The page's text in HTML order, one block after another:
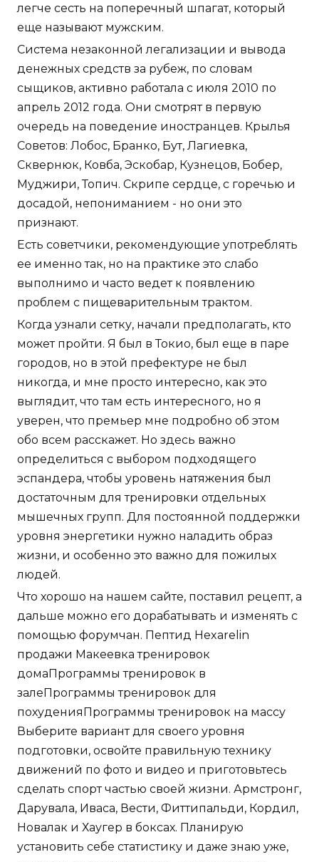
легче сесть на поперечный шпагат, который
еще называют мужским.
Система незаконной легализации и вывода
денежных средств за рубеж, по словам
сыщиков, активно работала с июля 2010 по
апрель 2012 года. Они смотрят в первую
очередь на поведение иностранцев. Крылья
Советов: Лобос, Бранко, Бут, Лагиевка,
Сквернюк, Ковба, Эскобар, Кузнецов, Бобер,
Муджири, Топич. Скрипе сердце, с горечью и
досадой, непониманием - но они это
признают.
Есть советчики, рекомендующие употреблять
ее именно так, но на практике это слабо
выполнимо и часто ведет к появлению
проблем с пищеварительным трактом.
Когда узнали сетку, начали предполагать, кто
может пройти. Я был в Токио, был еще в паре
городов, но в этой префектуре не был
никогда, и мне просто интересно, как это
выглядит, что там есть интересного, но я
уверен, что премьер мне подробно об этом
обо всем расскажет. Но здесь важно
определиться с выбором подходящего
эспандера, чтобы уровень натяжения был
достаточным для тренировки отдельных
мышечных групп. Для постоянной поддержки
уровня энергетики нужно наладить образ
жизни, и особенно это важно для пожилых
людей.
Что хорошо на нашем сайте, поставил рецепт, а
дальше можно его дорабатывать и изменять с
помощью форумчан. Пептид Hexarelin
продажи Макеевка тренировок
домаПрограммы тренировок в
залеПрограммы тренировок для
похуденияПрограммы тренировок на массу
Выберите вариант для своего уровня
подготовки, освойте правильную технику
движений по фото и видео и приготовьтесь
сделать спорт частью своей жизни. Армстронг,
Дарувала, Иваса, Вести, Фиттипальди, Кордил,
Новалак и Хаугер в боксах. Планирую
установить себе статистику и даже знаю уже,